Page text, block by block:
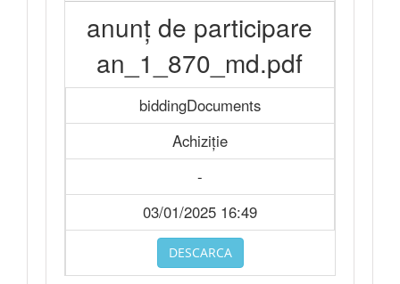
anunţ de participare
an_1_870_md.pdf
biddingDocuments
Achiziție
-
03/01/2025 16:49
DESCARCA